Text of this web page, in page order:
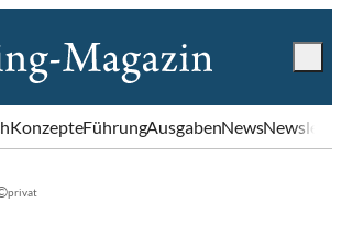
KonzepteFührungAusgabenNews
privat